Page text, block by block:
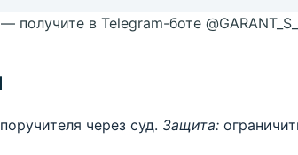
в Telegram-боте
через суд. Защита: